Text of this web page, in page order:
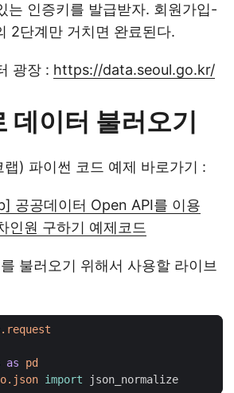
는 인증키를 발급받자. 회원가입-
2단계만 거치면 완료된다.
광장 : https://data.seoul.go.kr/
데이터 불러오기
) 파이썬 코드 예제 바로가기 :
공공데이터 Open API를 이용
인원 구하기 예제코드
불러오기 위해서 사용할 라이브
as
pd
import json_normalize